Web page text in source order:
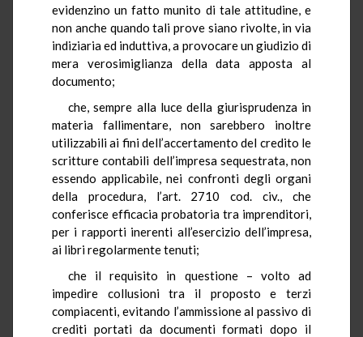
evidenzino un fatto munito di tale attitudine, e
non anche quando tali prove siano rivolte, in via
indiziaria ed induttiva, a provocare un giudizio di
mera verosimiglianza della data apposta al
documento;
che, sempre alla luce della giurisprudenza in
materia fallimentare, non sarebbero inoltre
utilizzabili ai fini dell’accertamento del credito le
scritture contabili dell’impresa sequestrata, non
essendo applicabile, nei confronti degli organi
della procedura, l’art. 2710 cod. civ., che
conferisce efficacia probatoria tra imprenditori,
per i rapporti inerenti all’esercizio dell’impresa,
ai libri regolarmente tenuti;
che il requisito in questione – volto ad
impedire collusioni tra il proposto e terzi
compiacenti, evitando l’ammissione al passivo di
crediti portati da documenti formati dopo il